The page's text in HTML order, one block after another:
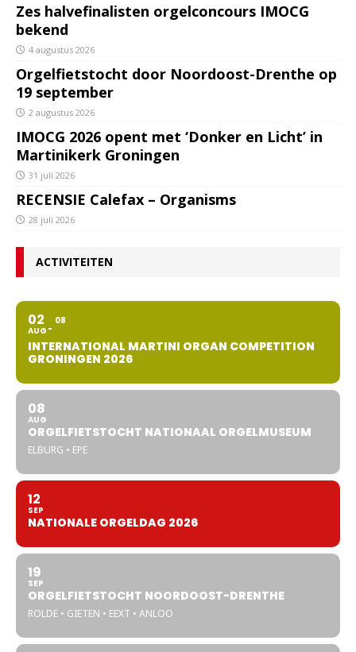
Zes halvefinalisten orgelconcours IMOCG
bekend
4 augustus 2026
Orgelfietstocht door Noordoost-Drenthe op
19 september
2 augustus 2026
IMOCG 2026 opent met ‘Donker en Licht’ in
Martinikerk Groningen
31 juli 2026
RECENSIE Calefax – Organisms
28 juli 2026
ACTIVITEITEN
02
AUG
08
INTERNATIONAL MARTINI ORGAN COMPETITION
GRONINGEN 2026
08
AUG
ORGELFIETSTOCHT NATIONAAL ORGELMUSEUM
ELBURG • EPE
12
SEP
NATIONALE ORGELDAG 2026
19
SEP
ORGELFIETSTOCHT NOORDOOST-DRENTHE
ROLDE • GIETEN • EEXT • ANLOO